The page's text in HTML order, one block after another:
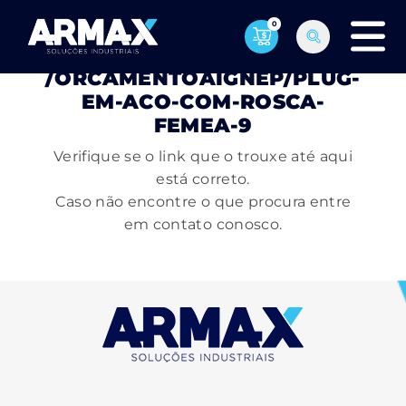
0
PÁGINA NÃO ENCONTRADA
/ORCAMENTOAIGNEP/PLUG-
EM-ACO-COM-ROSCA-
FEMEA-9
Verifique se o link que o trouxe até aqui
está correto.
Caso não encontre o que procura entre
em contato conosco.